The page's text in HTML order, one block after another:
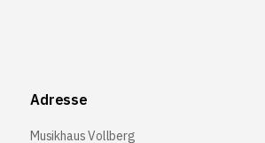
Adresse
Musikhaus Vollberg